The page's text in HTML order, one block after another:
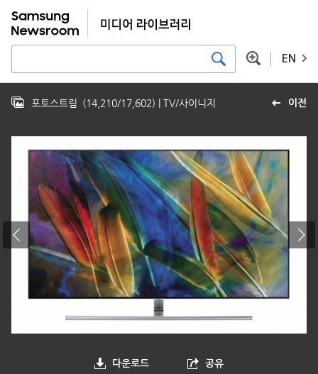
EN
이전
포토스트림 (14,210/17,602) | TV/사이니지
다운로드 공유